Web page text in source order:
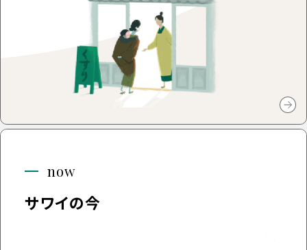
now
サワイの今